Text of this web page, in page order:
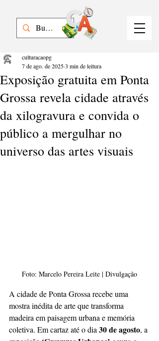
Exposição gratuita em Ponta
Grossa revela cidade através
da xilogravura e convida o
público a mergulhar no
universo das artes visuais
culturacaopg
7 de ago. de 20253 min de leitura
Foto: Marcelo Pereira Leite | Divulgação
A cidade de Ponta Grossa recebe uma
mostra inédita de arte que transforma
madeira em paisagem urbana e memória
coletiva. Em cartaz até o dia 30 de agosto, a